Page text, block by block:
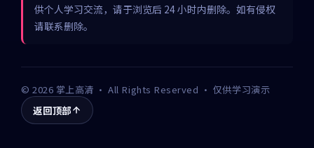
供个人学习交流，请于浏览后 24 小时内删除。如有侵权
请联系删除。
©2026 掌上高清 · All Rights Reserved · 仅供学习演示
返回顶部